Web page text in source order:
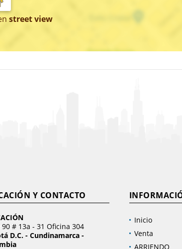
street view
Y CONTACTO
90 # 13a - 31 Oficina 304
D.C. - Cundinamarca -
Inicio
Venta
ARRIENDO